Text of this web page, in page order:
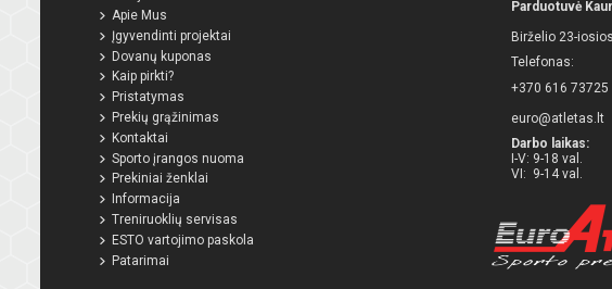
Apie Mus
Įgyvendinti projektai
Dovanų kuponas
Kaip pirkti?
Pristatymas
Prekių grąžinimas
Kontaktai
Sporto įrangos nuoma
Prekiniai ženklai
Informacija
Treniruoklių servisas
ESTO vartojimo paskola
Patarimai
Parduotuvė
Birželio 23-
Telefonas:
+370 616 73725
euro@atletas.lt
Darbo laikas:
I-V: 9-18 val.
VI: 9-14 val.